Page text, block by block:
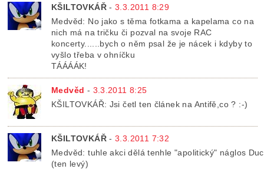
KŠILTOVKÁŘ-3.3.2011 8:29
Medvěd: No jako s těma fotkama a kapelama co na
nich má na tričku či pozval na svoje RAC
koncerty......bych o něm psal že je nácek i kdyby to
vyšlo třeba v ohníčku
TÁÁÁÁK!
Medvěd - 3.3.2011 8:25
KŠILTOVKÁŘ: Jsi četl ten článek na Antifě,co ? :-)
KŠILTOVKÁŘ-3.3.2011 7:32
Medvěd: tuhle akci dělá tenhle "apolitický" náglos
(ten levý)